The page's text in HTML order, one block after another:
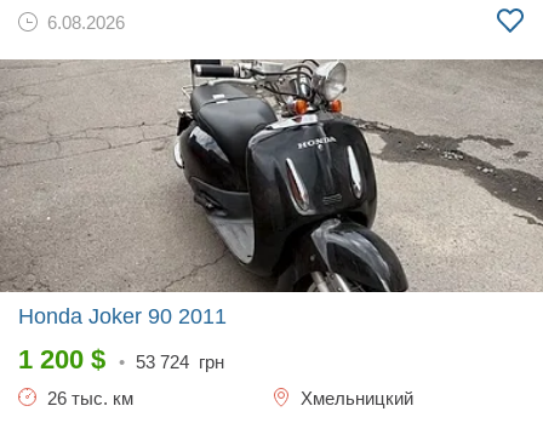
6.08.2026
Honda Joker 90 2011
1 200 $ • 53 724 грн
26 тыс. км
Хмельницкий